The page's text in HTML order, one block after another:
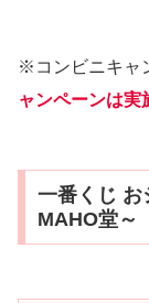
※コンビニキャ
ャンペーンは実
一番くじ お
MAHO堂～